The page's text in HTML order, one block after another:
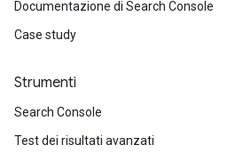
Documentazione di Search Console
Case study
Strumenti
Search Console
Test dei risultati avanzati